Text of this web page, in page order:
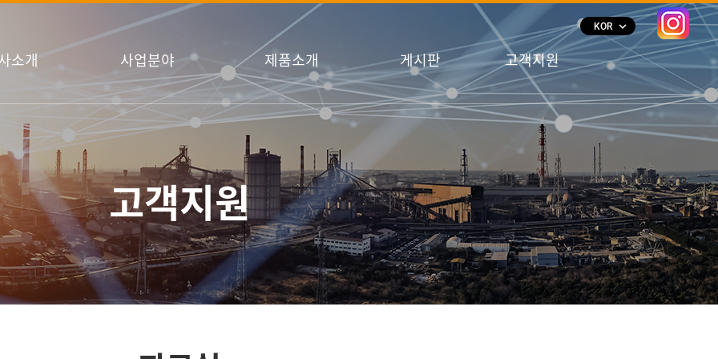
KOR keyboard_arrow_down
소개 사업분야 제품소개 게시판 고객지원
고객지원